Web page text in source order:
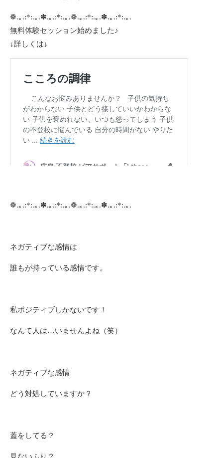
❁.｡.:*:.｡.✽.｡.:*:.｡.❁.｡.:*:.｡.✽.｡.:*:.｡.
無料体験セッション始めました♪
↓詳しくは↓
❁.｡.:*:.｡.✽.｡.:*:.｡.❁.｡.:*:.｡.✽.｡.:*:.｡.
ネガティブな感情は
誰もが持っている感情です。
私ポジティブしかないです！
なんて人は…いませんよね（笑）
ネガティブな感情
どう対処していますか？
蓋をしてる？